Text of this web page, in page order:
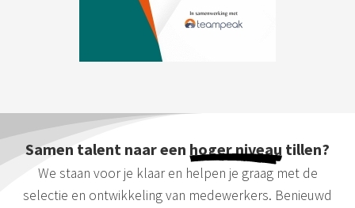
Samen talent naar een hoger niveau tillen?
We staan voor je klaar en helpen je graag met de
selectie en ontwikkeling van medewerkers. Benieuwd